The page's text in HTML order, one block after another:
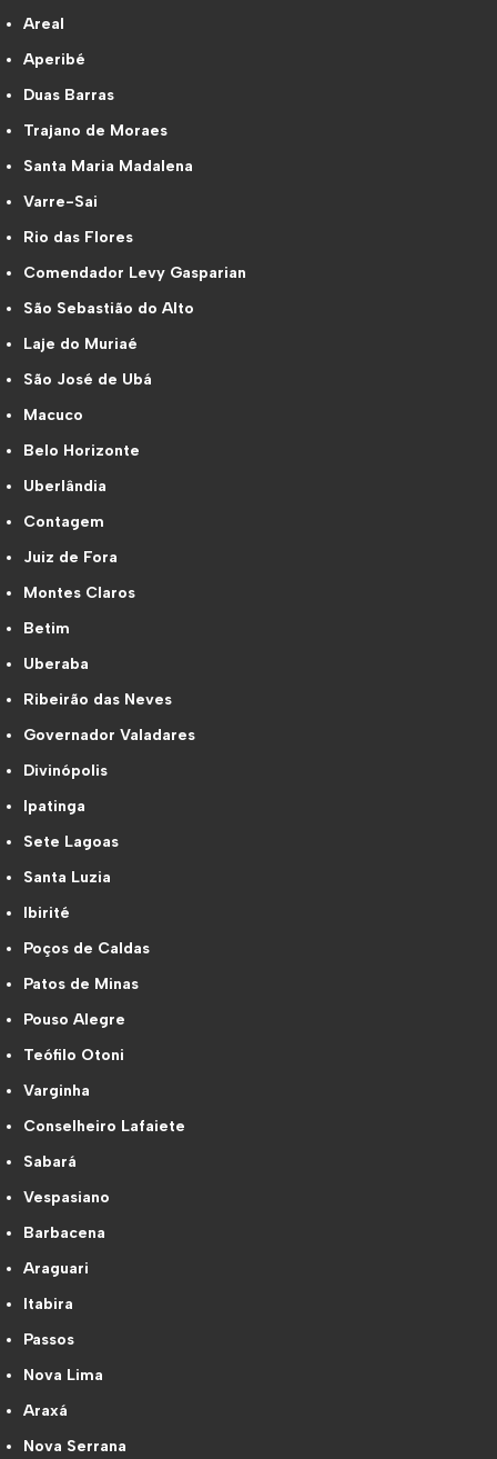
Areal
Aperibé
Duas Barras
Trajano de Moraes
Santa Maria Madalena
Varre-Sai
Rio das Flores
Comendador Levy Gasparian
São Sebastião do Alto
Laje do Muriaé
São José de Ubá
Macuco
Belo Horizonte
Uberlândia
Contagem
Juiz de Fora
Montes Claros
Betim
Uberaba
Ribeirão das Neves
Governador Valadares
Divinópolis
Ipatinga
Sete Lagoas
Santa Luzia
Ibirité
Poços de Caldas
Patos de Minas
Pouso Alegre
Teófilo Otoni
Varginha
Conselheiro Lafaiete
Sabará
Vespasiano
Barbacena
Araguari
Itabira
Passos
Nova Lima
Araxá
Nova Serrana